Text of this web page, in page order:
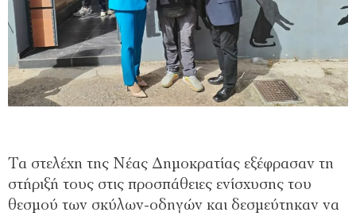
Τα στελέχη της Νέας Δημοκρατίας εξέφρασαν τη
στήριξή τους στις προσπάθειες ενίσχυσης του
θεσμού των σκύλων-οδηγών και δεσμεύτηκαν να